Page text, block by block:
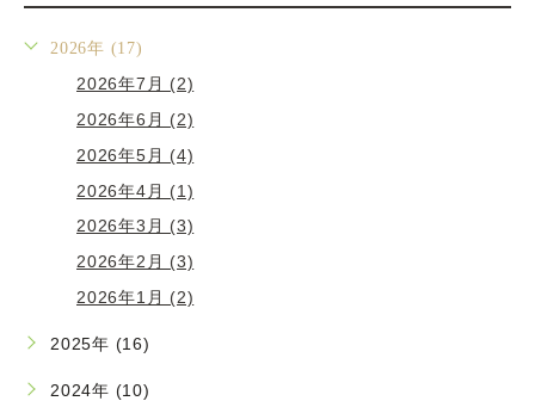
2026年 (17)
2026年7月 (2)
2026年6月 (2)
2026年5月 (4)
2026年4月 (1)
2026年3月 (3)
2026年2月 (3)
2026年1月 (2)
2025年 (16)
2024年 (10)